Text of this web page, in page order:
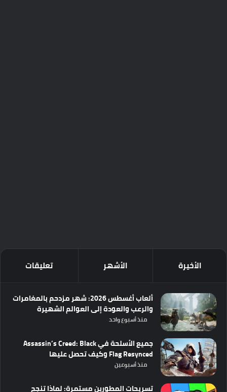
الأخيرة الأشهر تعليقات
ألعاب أغسطس 2026: شهر مزدحم بالمغامرات
والرعب والعودة إلى العوالم الشهيرة
منذ أسبوع واحد
جميع الأسلحة في Assassin’s Creed: Black
Flag Resynced وكيف تحصل عليها
منذ أسبوعين
تسريحات المطورين مستمرة: لماذا تنجح